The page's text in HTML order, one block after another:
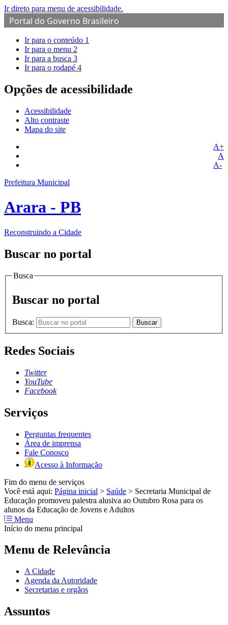
Ir direto para menu de acessibilidade.
Portal do Governo Brasileiro
Ir para o conteúdo 1
Ir para o menu 2
Ir para a busca 3
Ir para o rodapé 4
Opções de acessibilidade
Acessibilidade
Alto contraste
Mapa do site
A+
A
A-
Prefeitura Municipal
Arara - PB
Reconstruindo a Cidade
Buscar no portal
Busca
Buscar no portal
Busca: Buscar
Redes Sociais
Twitter
YouTube
Facebook
Serviços
Perguntas frequentes
Área de imprensa
Fale Conosco
Acesso à Informação
Fim do menu de serviços
Você está aqui: Página inicial > Saúde > Secretaria Municipal de
Educação promoveu palestra alusiva ao Outubro Rosa para os
alunos da Educação de Jovens e Adultos
Menu
Início do menu principal
Menu de Relevância
A Cidade
Agenda da Autoridade
Secretarias e orgãos
Assuntos